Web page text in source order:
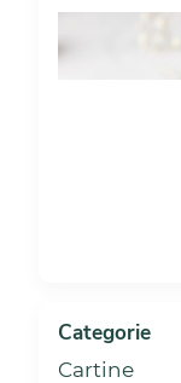
Categorie
Cartine